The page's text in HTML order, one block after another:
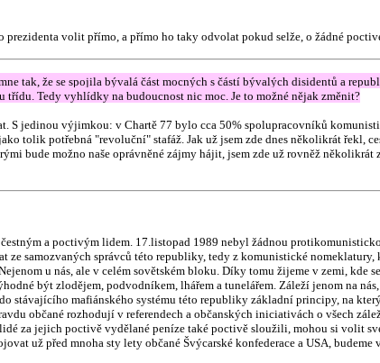
volit přímo, a přímo ho taky odvolat pokud selže, o žádné
tak, že se spojila bývalá část mocných s částí bývalých disidentů a
Tedy vyhlídky na budoucnost nic moc. Je to možné nějak změnit?
S jedinou výjimkou: v Chartě 77 bylo cca 50% spolupracovníků
tolik potřebná "revoluční" stafáž. Jak už jsem zde dnes několikrát řekl,
bude možno naše oprávněné zájmy hájit, jsem zde už rovněž
a poctivým lidem. 17.listopad 1989 nebyl žádnou
samozvaných správců této republiky, tedy z komunistické
u nás, ale v celém sovětském bloku. Díky tomu žijeme v zemi, kde
být zlodějem, podvodníkem, lhářem a tunelářem. Záleží jenom na
stávajícího mafiánského systému této republiky základní principy, na
občané rozhodují v referendech a občanských iniciativách o všech
za jejich poctivě vydělané peníze také poctivě sloužili, mohou si volit
už před mnoha sty lety občané Švýcarské konfederace a USA,